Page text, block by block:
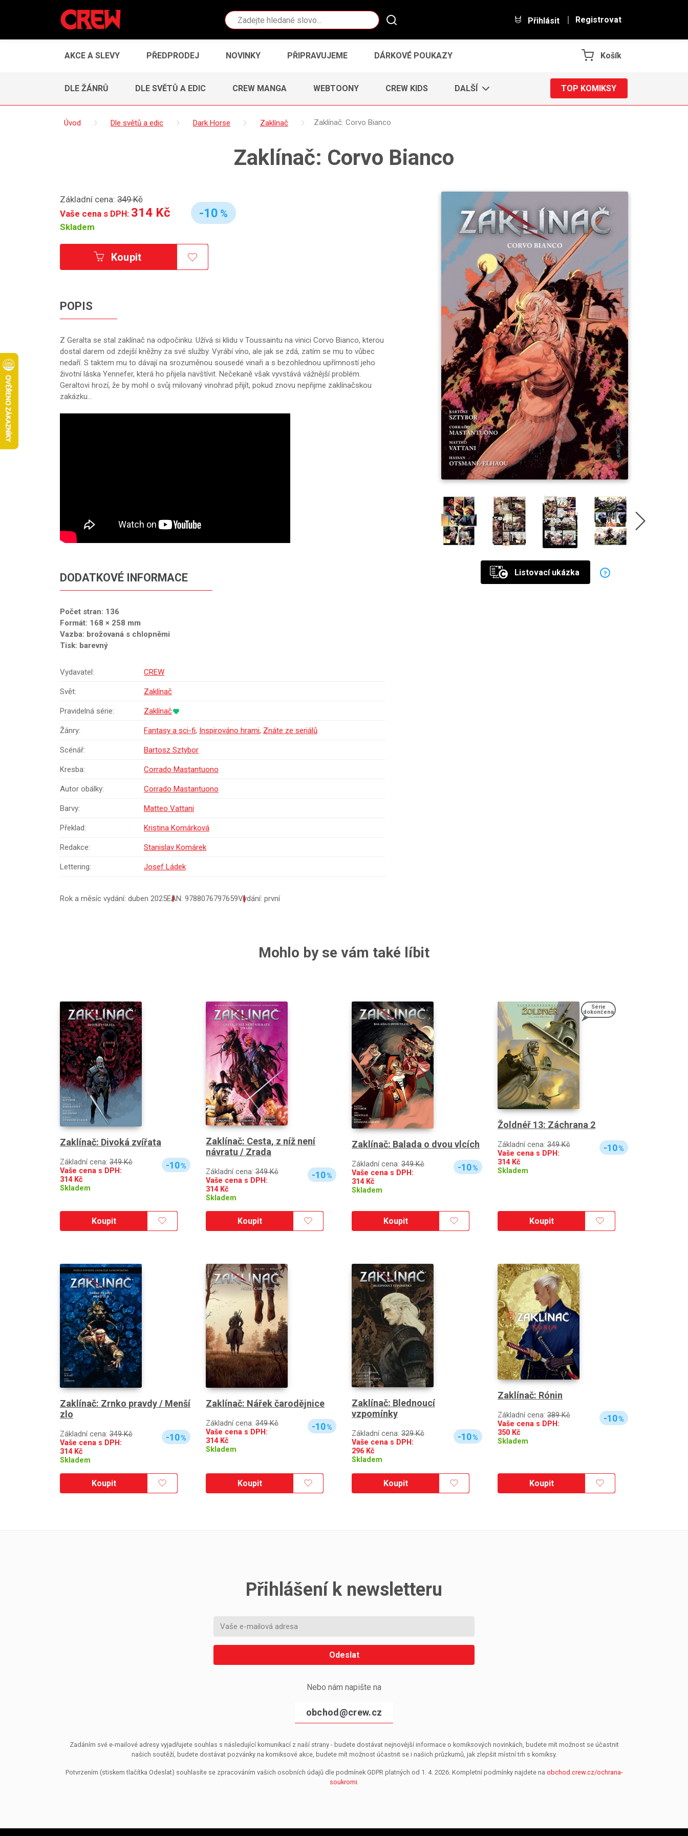
Vyhledávání Přihlásit Registrovat
AKCE A SLEVY PŘEDPRODEJ NOVINKY PŘIPRAVUJEME DÁRKOVÉ POUKAZY Košík
DLE ŽÁNRŮ DLE SVĚTŮ A EDIC CREW MANGA WEBTOONY CREW KIDS DALŠÍ TOP KOMIKSY
Úvod Dle světů a edic Dark Horse Zaklínač Zaklínač: Corvo Bianco
Zaklínač: Corvo Bianco
Základní cena: 349 Kč
Vaše cena s DPH: 314 Kč
Skladem
-10 %
Koupit
POPIS
Z Geralta se stal zaklínač na odpočinku. Užívá si klidu v Toussaintu na vinici Corvo Bianco, kterou
dostal darem od zdejší kněžny za své služby. Vyrábí víno, ale jak se zdá, zatím se mu to vůbec
nedaří. S taktem mu to dávají na srozuměnou sousedé vinaři a s bezohlednou upřímností jeho
životní láska Yennefer, která ho přijela navštívit. Nečekaně však vyvstává vážnější problém.
Geraltovi hrozí, že by mohl o svůj milovaný vinohrad přijít, pokud znovu nepřijme zaklínačskou
zakázku…
DODATKOVÉ INFORMACE
Počet stran: 136
Formát: 168 × 258 mm
Vazba: brožovaná s chlopněmi
Tisk: barevný
Vydavatel: CREW
Svět: Zaklínač
Pravidelná série: Zaklínač
Žánry: Fantasy a sci-fi, Inspirováno hrami, Znáte ze seriálů
Scénář: Bartosz Sztybor
Kresba: Corrado Mastantuono
Autor obálky: Corrado Mastantuono
Barvy: Matteo Vattani
Překlad: Kristina Komárková
Redakce: Stanislav Komárek
Lettering: Josef Ládek
Rok a měsíc vydání: duben 2025EAN: 9788076797659Vydání: první
Listovací ukázka ?
Mohlo by se vám také líbit
Zaklínač: Divoká zvířata
Základní cena: 349 Kč
Vaše cena s DPH:
314Kč
Skladem
-10%
Koupit
Zaklínač: Cesta, z níž není
návratu / Zrada
Základní cena: 349 Kč
Vaše cena s DPH:
314Kč
Skladem
-10%
Koupit
Zaklínač: Balada o dvou vlcích
Základní cena: 349 Kč
Vaše cena s DPH:
314Kč
Skladem
-10%
Koupit
Série
dokončena
Žoldnéř 13: Záchrana 2
Základní cena: 349 Kč
Vaše cena s DPH:
314Kč
Skladem
-10%
Koupit
Zaklínač: Zrnko pravdy / Menší
zlo
Základní cena: 349 Kč
Vaše cena s DPH:
314Kč
Skladem
-10%
Koupit
Zaklínač: Nářek čarodějnice
Základní cena: 349 Kč
Vaše cena s DPH:
314Kč
Skladem
-10%
Koupit
Zaklínač: Blednoucí
vzpomínky
Základní cena: 329 Kč
Vaše cena s DPH:
296 Kč
Skladem
-10%
Koupit
Zaklínač: Rónin
Základní cena: 389 Kč
Vaše cena s DPH:
350 Kč
Skladem
-10%
Koupit
Přihlášení k newsletteru
Odeslat
Nebo nám napište na
obchod@crew.cz
Zadáním své e-mailové adresy vyjadřujete souhlas s následující komunikací z naší strany - budete dostávat nejnovější informace o komiksových novinkách, budete mít možnost se účastnit
našich soutěží, budete dostávat pozvánky na komiksové akce, budete mít možnost účastnit se i našich průzkumů, jak zlepšit místní trh s komiksy.
Potvrzením (stiskem tlačítka Odeslat) souhlasíte se zpracováním vašich osobních údajů dle podmínek GDPR platných od 1. 4. 2026. Kompletní podmínky najdete na obchod.crew.cz/ochrana-
soukromi.